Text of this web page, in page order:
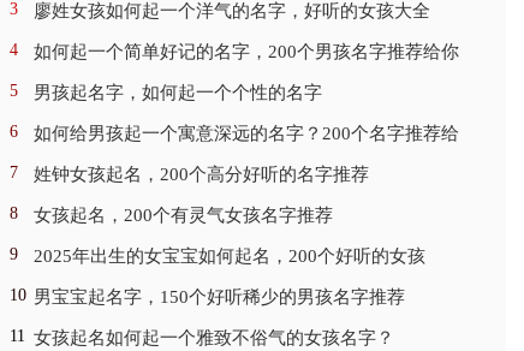
廖姓女孩如何起一个洋气的名字，好听的女孩大全
如何起一个简单好记的名字，200个男孩名字推荐给你
男孩起名字，如何起一个个性的名字
如何给男孩起一个寓意深远的名字？200个名字推荐给
姓钟女孩起名，200个高分好听的名字推荐
女孩起名，200个有灵气女孩名字推荐
2025年出生的女宝宝如何起名，200个好听的女孩
男宝宝起名字，150个好听稀少的男孩名字推荐
女孩起名如何起一个雅致不俗气的女孩名字？